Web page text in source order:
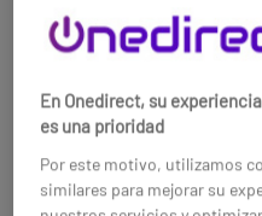
En Onedirect, su
es una prioridad
Por este motivo, utilizamos
similares para mejorar su